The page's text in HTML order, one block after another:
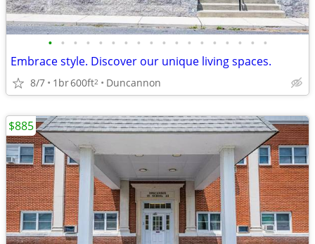
• • • • • • • • • • • • • • • • • •
Embrace style. Discover our unique living spaces.
8/7 1br600ft2 Duncannon
$885